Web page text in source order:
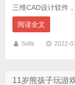
三维CAD设计软件
阅读全文
Svlik 2022-
11岁熊孩子玩游